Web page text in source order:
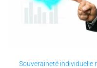
Souveraineté individuelle